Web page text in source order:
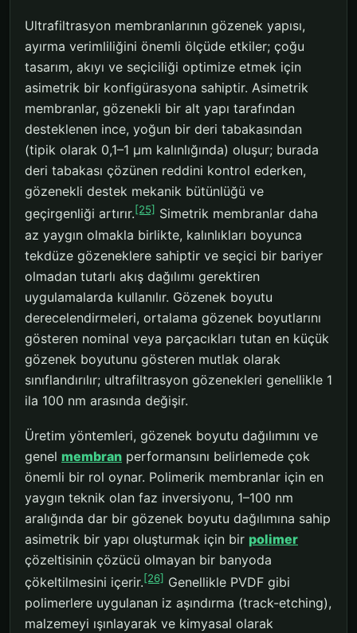
Ultrafiltrasyon membranlarının gözenek yapısı,
ayırma verimliliğini önemli ölçüde etkiler; çoğu
tasarım, akıyı ve seçiciliği optimize etmek için
asimetrik bir konfigürasyona sahiptir. Asimetrik
membranlar, gözenekli bir alt yapı tarafından
desteklenen ince, yoğun bir deri tabakasından
(tipik olarak 0,1–1 μm kalınlığında) oluşur; burada
deri tabakası çözünen reddini kontrol ederken,
gözenekli destek mekanik bütünlüğü ve
geçirgenliği artırır.[25] Simetrik membranlar daha
az yaygın olmakla birlikte, kalınlıkları boyunca
tekdüze gözeneklere sahiptir ve seçici bir bariyer
olmadan tutarlı akış dağılımı gerektiren
uygulamalarda kullanılır. Gözenek boyutu
derecelendirmeleri, ortalama gözenek boyutlarını
gösteren nominal veya parçacıkları tutan en küçük
gözenek boyutunu gösteren mutlak olarak
sınıflandırılır; ultrafiltrasyon gözenekleri genellikle 1
ila 100 nm arasında değişir.
Üretim yöntemleri, gözenek boyutu dağılımını ve
genel membran performansını belirlemede çok
önemli bir rol oynar. Polimerik membranlar için en
yaygın teknik olan faz inversiyonu, 1–100 nm
aralığında dar bir gözenek boyutu dağılımına sahip
asimetrik bir yapı oluşturmak için bir polimer
çözeltisinin çözücü olmayan bir banyoda
çökeltilmesini içerir.[26] Genellikle PVDF gibi
polimerlere uygulanan iz aşındırma (track-etching),
malzemeyi ışınlayarak ve kimyasal olarak